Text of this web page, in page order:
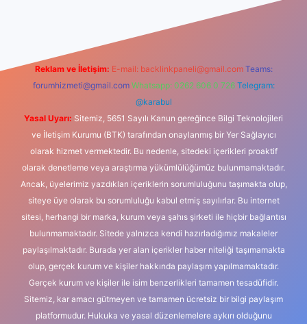
Reklam ve İletişim: E-mail: backlinkpaneli@gmail.com Teams:
forumhizmeti@gmail.com Whatsapp: 0262 606 0 726 Telegram:
@karabul
Yasal Uyarı: Sitemiz, 5651 Sayılı Kanun gereğince Bilgi Teknolojileri
ve İletişim Kurumu (BTK) tarafından onaylanmış bir Yer Sağlayıcı
olarak hizmet vermektedir. Bu nedenle, sitedeki içerikleri proaktif
olarak denetleme veya araştırma yükümlülüğümüz bulunmamaktadır.
Ancak, üyelerimiz yazdıkları içeriklerin sorumluluğunu taşımakta olup,
siteye üye olarak bu sorumluluğu kabul etmiş sayılırlar. Bu internet
sitesi, herhangi bir marka, kurum veya şahıs şirketi ile hiçbir bağlantısı
bulunmamaktadır. Sitede yalnızca kendi hazırladığımız makaleler
paylaşılmaktadır. Burada yer alan içerikler haber niteliği taşımamakta
olup, gerçek kurum ve kişiler hakkında paylaşım yapılmamaktadır.
Gerçek kurum ve kişiler ile isim benzerlikleri tamamen tesadüfidir.
Sitemiz, kar amacı gütmeyen ve tamamen ücretsiz bir bilgi paylaşım
platformudur. Hukuka ve yasal düzenlemelere aykırı olduğunu